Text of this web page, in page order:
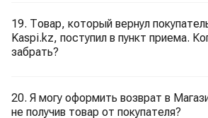
19. Товар, который вернул
Kaspi.kz, поступил в пункт приема.
забрать?
20. Я могу оформить возврат в
не получив товар от покупателя?